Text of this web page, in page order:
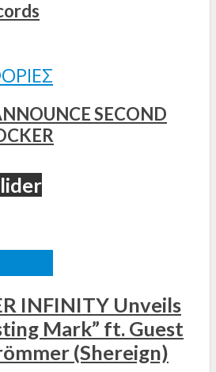
SECOND
INFINITY Unveils
Mark” ft. Guest
(Shereign)